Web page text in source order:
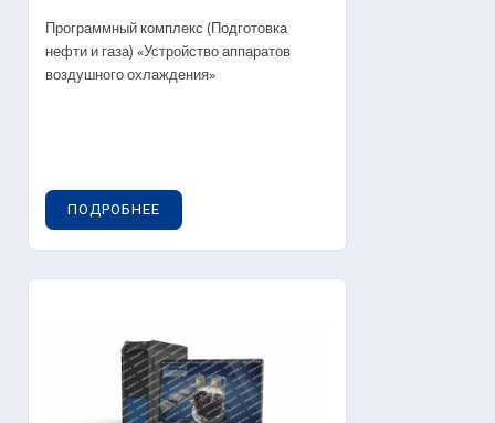
Программный комплекс (Подготовка
нефти и газа) «Устройство аппаратов
воздушного охлаждения»
ПОДРОБНЕЕ